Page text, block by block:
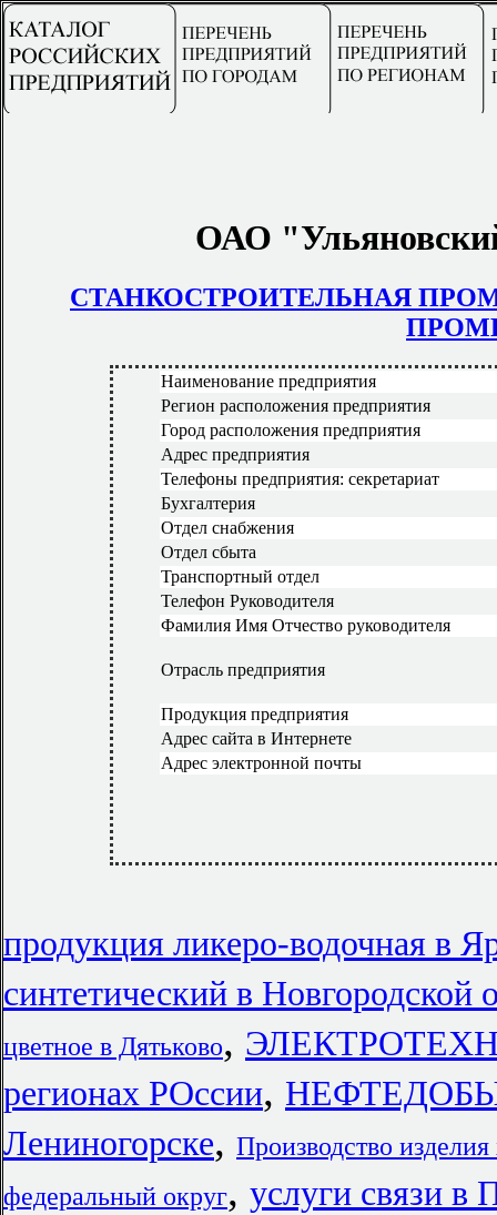
ОАО
СТАНКОСТРОИТЕЛЬНАЯ
Наименование предприятия
Регион расположения предприятия
Город расположения предприятия
Адрес предприятия
Телефоны предприятия: секретариат
Бухгалтерия
Отдел снабжения
Отдел сбыта
Транспортный отдел
Телефон Руководителя
Фамилия Имя Отчество руководителя
Отрасль предприятия
Продукция предприятия
Адрес сайта в Интернете
Адрес электронной почты
продукция ликеро-водочная в
синтетический в Новгородской
цветное в Дятьково,
регионах РОссии,
Лениногорске, Производство
федеральный округ, услуги связи в